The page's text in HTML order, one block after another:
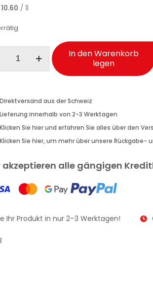
10.60 / 1l
In den Warenkorb
legen
Direktversand aus der Schweiz
Lieferung innerhalb von 2-3 Werktagen
Klicken Sie hier und erfahren Sie alles über den
Klicken Sie hier, um mehr über unsere
akzeptieren alle gängigen
Ihr Produkt in nur 2–3 Werktagen!